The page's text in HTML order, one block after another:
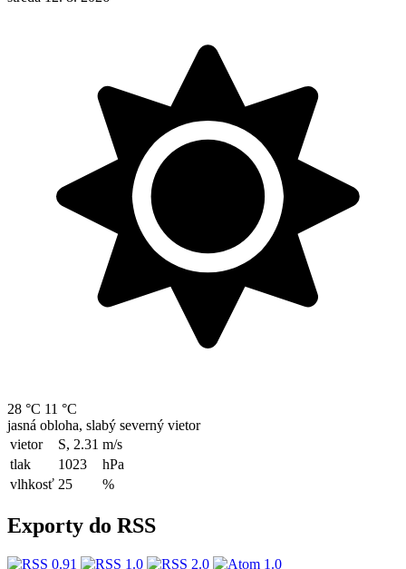
28 °C 11 °C
jasná obloha, slabý severný vietor
vietor
S, 2.31 m/s
tlak
1023
hPa
vlhkosť 25 %
Exporty do RSS